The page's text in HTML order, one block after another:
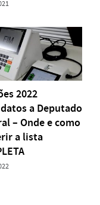
2022
a Deputado
– Onde e como
a lista